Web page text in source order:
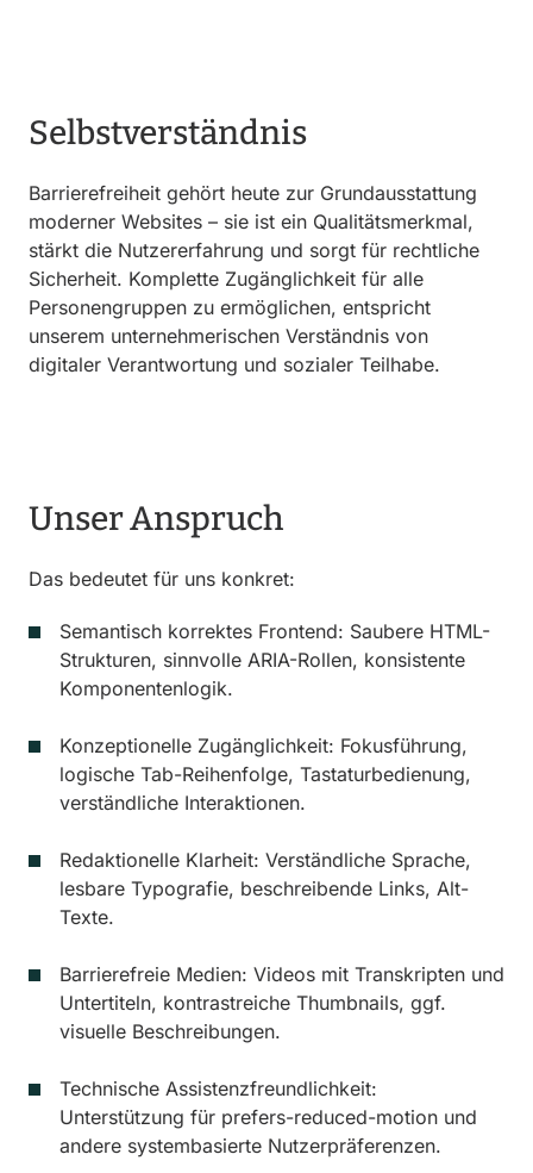
Selbstverständnis
Barrierefreiheit gehört heute zur Grundausstattung
moderner Websites – sie ist ein Qualitätsmerkmal,
stärkt die Nutzererfahrung und sorgt für rechtliche
Sicherheit. Komplette Zugänglichkeit für alle
Personengruppen zu ermöglichen, entspricht
unserem unternehmerischen Verständnis von
digitaler Verantwortung und sozialer Teilhabe.
Unser Anspruch
Das bedeutet für uns konkret:
Semantisch korrektes Frontend: Saubere HTML-
Strukturen, sinnvolle ARIA-Rollen, konsistente
Komponentenlogik.
Konzeptionelle Zugänglichkeit: Fokusführung,
logische Tab-Reihenfolge, Tastaturbedienung,
verständliche Interaktionen.
Redaktionelle Klarheit: Verständliche Sprache,
lesbare Typografie, beschreibende Links, Alt-
Texte.
Barrierefreie Medien: Videos mit Transkripten und
Untertiteln, kontrastreiche Thumbnails, ggf.
visuelle Beschreibungen.
Technische Assistenzfreundlichkeit:
Unterstützung für prefers-reduced-motion und
andere systembasierte Nutzerpräferenzen.